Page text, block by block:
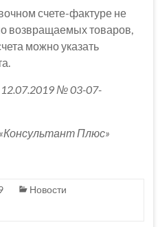
счете-фактуре не
возвращаемых товаров,
можно указать
№ 03-07-
Плюс»
Новости